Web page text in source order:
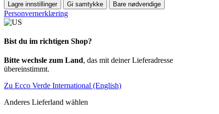
Lagre innstillinger Gi samtykke Bare nødvendige
Personvernerklæring
Bist du im richtigen Shop?
Bitte wechsle zum Land, das mit deiner Lieferadresse
übereinstimmt.
Zu Ecco Verde International (English)
Anderes Lieferland wählen